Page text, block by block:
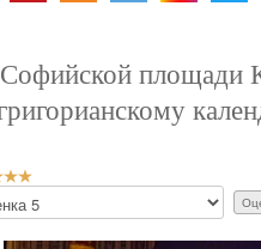
площади